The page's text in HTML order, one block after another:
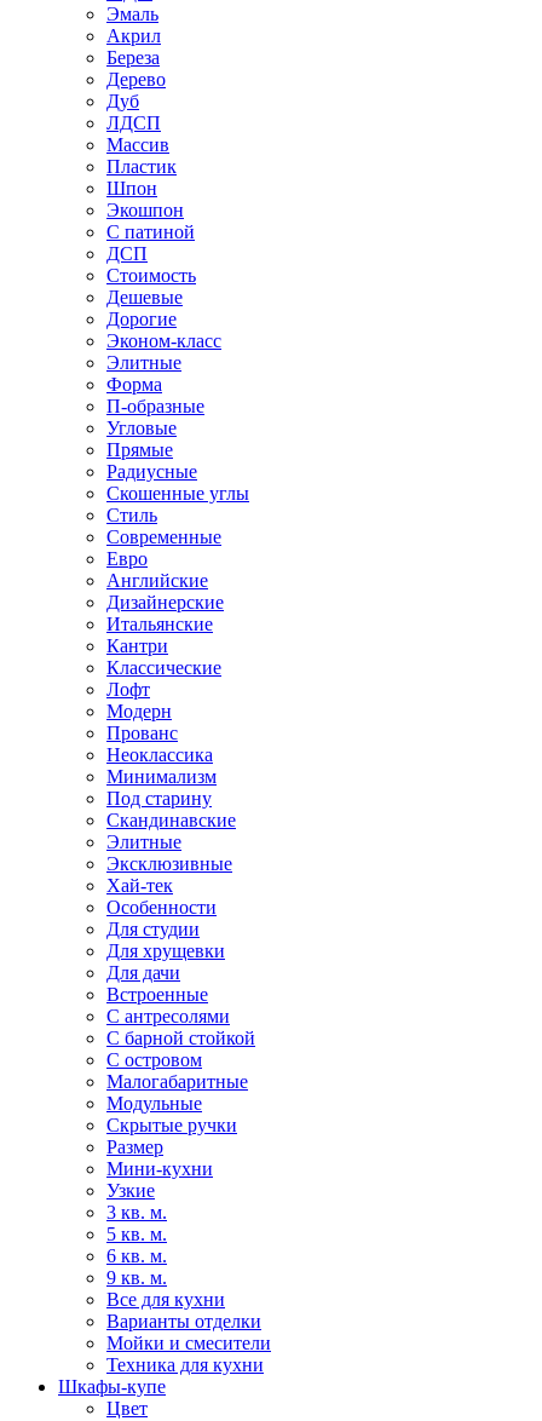
Эмаль
Акрил
Береза
Дерево
Дуб
ЛДСП
Массив
Пластик
Шпон
Экошпон
С патиной
ДСП
Стоимость
Дешевые
Дорогие
Эконом-класс
Элитные
Форма
П-образные
Угловые
Прямые
Радиусные
Скошенные углы
Стиль
Современные
Евро
Английские
Дизайнерские
Итальянские
Кантри
Классические
Лофт
Модерн
Прованс
Неоклассика
Минимализм
Под старину
Скандинавские
Элитные
Эксклюзивные
Хай-тек
Особенности
Для студии
Для хрущевки
Для дачи
Встроенные
С антресолями
С барной стойкой
С островом
Малогабаритные
Модульные
Скрытые ручки
Размер
Мини-кухни
Узкие
3 кв. м.
5 кв. м.
6 кв. м.
9 кв. м.
Все для кухни
Варианты отделки
Мойки и смесители
Техника для кухни
Шкафы-купе
Цвет